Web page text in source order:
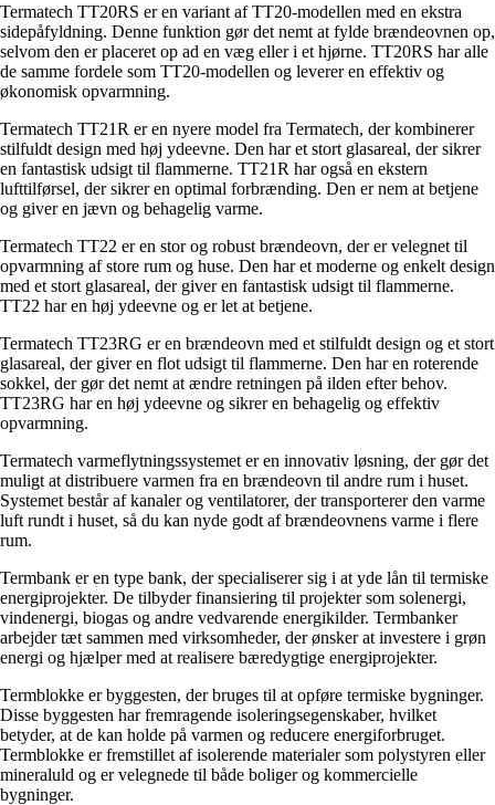
Termatech TT20RS er en variant af TT20-modellen med en ekstra
sidepåfyldning. Denne funktion gør det nemt at fylde brændeovnen op,
selvom den er placeret op ad en væg eller i et hjørne. TT20RS har alle
de samme fordele som TT20-modellen og leverer en effektiv og
økonomisk opvarmning.
Termatech TT21R er en nyere model fra Termatech, der kombinerer
stilfuldt design med høj ydeevne. Den har et stort glasareal, der sikrer
en fantastisk udsigt til flammerne. TT21R har også en ekstern
lufttilførsel, der sikrer en optimal forbrænding. Den er nem at betjene
og giver en jævn og behagelig varme.
Termatech TT22 er en stor og robust brændeovn, der er velegnet til
opvarmning af store rum og huse. Den har et moderne og enkelt design
med et stort glasareal, der giver en fantastisk udsigt til flammerne.
TT22 har en høj ydeevne og er let at betjene.
Termatech TT23RG er en brændeovn med et stilfuldt design og et stort
glasareal, der giver en flot udsigt til flammerne. Den har en roterende
sokkel, der gør det nemt at ændre retningen på ilden efter behov.
TT23RG har en høj ydeevne og sikrer en behagelig og effektiv
opvarmning.
Termatech varmeflytningssystemet er en innovativ løsning, der gør det
muligt at distribuere varmen fra en brændeovn til andre rum i huset.
Systemet består af kanaler og ventilatorer, der transporterer den varme
luft rundt i huset, så du kan nyde godt af brændeovnens varme i flere
rum.
Termbank er en type bank, der specialiserer sig i at yde lån til termiske
energiprojekter. De tilbyder finansiering til projekter som solenergi,
vindenergi, biogas og andre vedvarende energikilder. Termbanker
arbejder tæt sammen med virksomheder, der ønsker at investere i grøn
energi og hjælper med at realisere bæredygtige energiprojekter.
Termblokke er byggesten, der bruges til at opføre termiske bygninger.
Disse byggesten har fremragende isoleringsegenskaber, hvilket
betyder, at de kan holde på varmen og reducere energiforbruget.
Termblokke er fremstillet af isolerende materialer som polystyren eller
mineraluld og er velegnede til både boliger og kommercielle
bygninger.